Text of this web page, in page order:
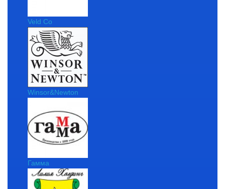
Veld Co
Winsor&Newton
Гамма